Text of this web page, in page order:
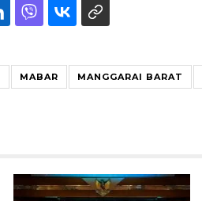
MABAR MANGGARAI BARAT